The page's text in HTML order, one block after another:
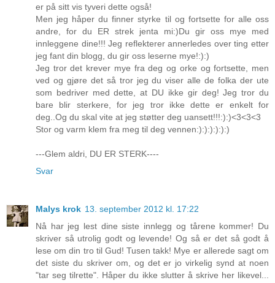
er på sitt vis tyveri dette også!
Men jeg håper du finner styrke til og fortsette for alle oss
andre, for du ER strek jenta mi:)Du gir oss mye med
innleggene dine!!! Jeg reflekterer annerledes over ting etter
jeg fant din blogg, du gir oss leserne mye!:):)
Jeg tror det krever mye fra deg og orke og fortsette, men
ved og gjøre det så tror jeg du viser alle de folka der ute
som bedriver med dette, at DU ikke gir deg! Jeg tror du
bare blir sterkere, for jeg tror ikke dette er enkelt for
deg..Og du skal vite at jeg støtter deg uansett!!!:):)<3<3<3
Stor og varm klem fra meg til deg vennen:):):):):):)
---Glem aldri, DU ER STERK----
Svar
Malys krok 13. september 2012 kl. 17:22
Nå har jeg lest dine siste innlegg og tårene kommer! Du
skriver så utrolig godt og levende! Og så er det så godt å
lese om din tro til Gud! Tusen takk! Mye er allerede sagt om
det siste du skriver om, og det er jo virkelig synd at noen
"tar seg tilrette". Håper du ikke slutter å skrive her likevel...